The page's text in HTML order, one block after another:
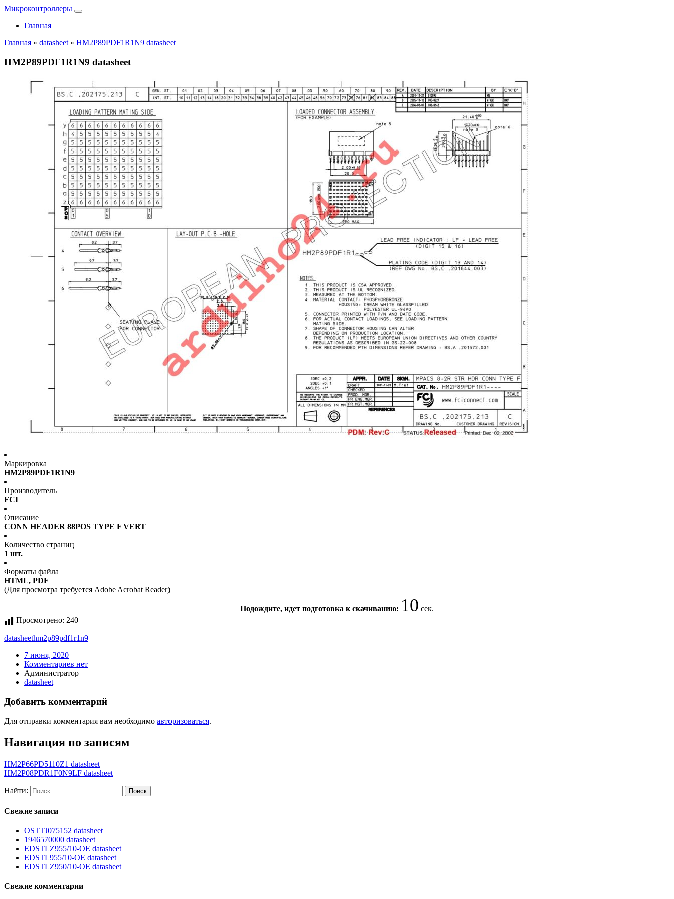
Микроконтроллеры
Главная
Главная » datasheet » HM2P89PDF1R1N9 datasheet
HM2P89PDF1R1N9 datasheet
Маркировка
HM2P89PDF1R1N9
Производитель
FCI
Описание
CONN HEADER 88POS TYPE F VERT
Количество страниц
1 шт.
Форматы файла
HTML, PDF
(Для просмотра требуется Adobe Acrobat Reader)
Подождите, идет подготовка к скачиванию: 10 сек.
Просмотрено: 240
datasheethm2p89pdf1r1n9
7 июня, 2020
Комментариев нет
Администратор
datasheet
Добавить комментарий
Для отправки комментария вам необходимо авторизоваться.
Навигация по записям
HM2P66PD5110Z1 datasheet
HM2P08PDR1F0N9LF datasheet
Найти:
Свежие записи
OSTTJ075152 datasheet
1946570000 datasheet
EDSTLZ955/10-OE datasheet
EDSTL955/10-OE datasheet
EDSTLZ950/10-OE datasheet
Свежие комментарии